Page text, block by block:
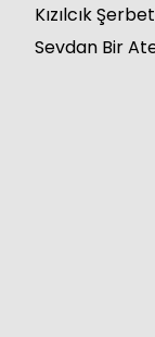
Kızılcık
Sevdan Bir